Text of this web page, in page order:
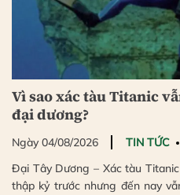
Vì sao xác tàu Titanic
đại dương?
Ngày 04/08/2026 TIN TỨC
Đại Tây Dương – Xác tàu
thập kỷ trước nhưng đến nay